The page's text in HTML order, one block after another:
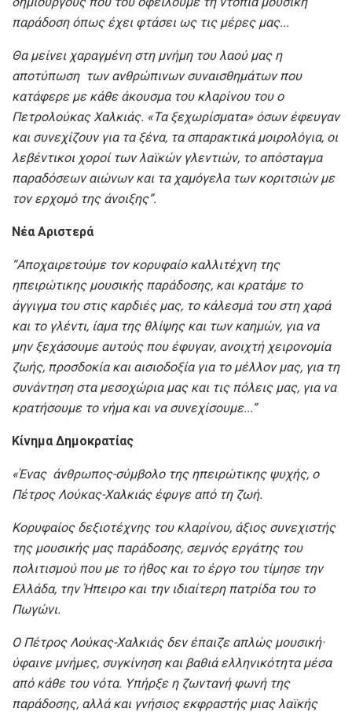
παράδοση όπως έχει φτάσει ως τις μέρες μας...
Θα μείνει χαραγμένη στη μνήμη του λαού μας η
αποτύπωση των ανθρώπινων συναισθημάτων που
κατάφερε με κάθε άκουσμα του κλαρίνου του ο
Πετρολούκας Χαλκιάς. «Τα ξεχωρίσματα» όσων έφευγαν
και συνεχίζουν για τα ξένα, τα σπαρακτικά μοιρολόγια, οι
λεβέντικοι χοροί των λαϊκών γλεντιών, το απόσταγμα
παραδόσεων αιώνων και τα χαμόγελα των κοριτσιών με
τον ερχομό της άνοιξης”.
Νέα Αριστερά
“Αποχαιρετούμε τον κορυφαίο καλλιτέχνη της
ηπειρώτικης μουσικής παράδοσης, και κρατάμε το
άγγιγμα του στις καρδιές μας, το κάλεσμά του στη χαρά
και το γλέντι, ίαμα της θλίψης και των καημών, για να
μην ξεχάσουμε αυτούς που έφυγαν, ανοιχτή χειρονομία
ζωής, προσδοκία και αισιοδοξία για το μέλλον μας, για τη
συνάντηση στα μεσοχώρια μας και τις πόλεις μας, για να
κρατήσουμε το νήμα και να συνεχίσουμε...”
Κίνημα Δημοκρατίας
«Ένας άνθρωπος-σύμβολο της ηπειρώτικης ψυχής, ο
Πέτρος Λούκας-Χαλκιάς έφυγε από τη ζωή.
Κορυφαίος δεξιοτέχνης του κλαρίνου, άξιος συνεχιστής
της μουσικής μας παράδοσης, σεμνός εργάτης του
πολιτισμού που με το ήθος και το έργο του τίμησε την
Ελλάδα, την Ήπειρο και την ιδιαίτερη πατρίδα του το
Πωγώνι.
Ο Πέτρος Λούκας-Χαλκιάς δεν έπαιζε απλώς μουσική·
ύφαινε μνήμες, συγκίνηση και βαθιά ελληνικότητα μέσα
από κάθε του νότα. Υπήρξε η ζωντανή φωνή της
παράδοσης, αλλά και γνήσιος εκφραστής μιας λαϊκής